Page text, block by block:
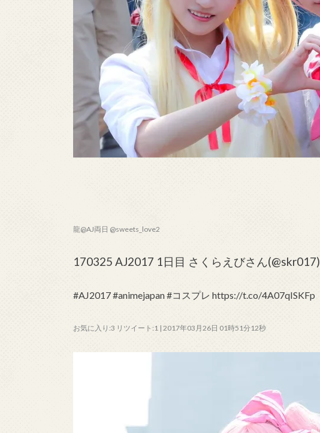
龍@AJ両日 @sweets_love2
170325 AJ2017 1日目 さくらえびさん(@skr017)
#AJ2017 #animejapan #コスプレ https://t.co/4A07qISKFp
お気に入り:3 リツイート:1 | 2017年03月26日 01時51分12秒